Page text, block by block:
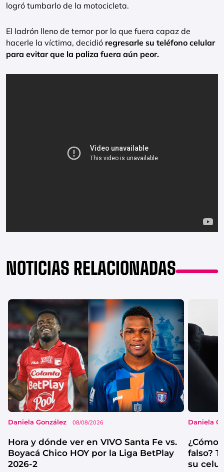
logró tumbarlo de la motocicleta.
El ladrón lleno de temor por lo que fuera capaz de
hacerle la víctima, decidió regresarle su teléfono celular
para evitar que la paliza fuera aún peor.
NOTICIAS RELACIONADAS
Daniela González 08/08/2026
Hora y dónde ver en VIVO Santa Fe vs.
Boyacá Chico HOY por la Liga BetPlay
2026-2
Daniela
¿Cómo
falso?
su